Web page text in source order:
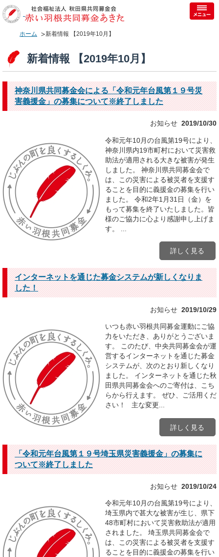
ホーム 新着情報 【2019年10月】
新着情報 【2019年10月】
神奈川県共同募金会による「令和元年台風第１９号災
害義援金」の募集について※終了しました
お知らせ 2019/10/30
令和元年10月の台風第19号により、
神奈川県内19市町村において災害救
助法が適用される大きな被害が発生
しました。 神奈川県共同募金会で
は、この災害による被災者を支援す
ることを目的に義援金の募集を行い
ました。 令和2年1月31日（金）を
もって募集を終了いたしました。皆
様のご協力に心より感謝申し上げま
す。 ...
詳しく見る
インターネットを通じた募金システムが新しくなりま
した！
お知らせ 2019/10/29
いつも赤い羽根共同募金運動にご協
力をいただき、ありがとうございま
す。 このたび、中央共同募金会が運
営するインターネットを通じた募金
システムが、次のとおり新しくなり
ました。 インターネットを通じた秋
田県共同募金会へのご寄付は、こち
らから行えます。 ぜひ、ご活用くだ
さい！ 主な変更...
詳しく見る
「令和元年台風第１９号埼玉県災害義援金」の募集に
ついて※終了しました
お知らせ 2019/10/24
令和元年10月の台風第19号により、
埼玉県内で甚大な被害が生じ、県下
48市町村において災害救助法が適用
されました。 埼玉県共同募金会で
は、この災害による被災者を支援す
ることを目的に義援金の募集を行い